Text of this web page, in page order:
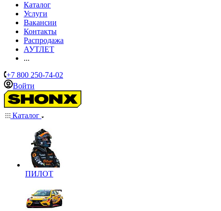
Каталог
Услуги
Вакансии
Контакты
Распродажа
АУТЛЕТ
...
+7 800 250-74-02
Войти
Каталог
ПИЛОТ